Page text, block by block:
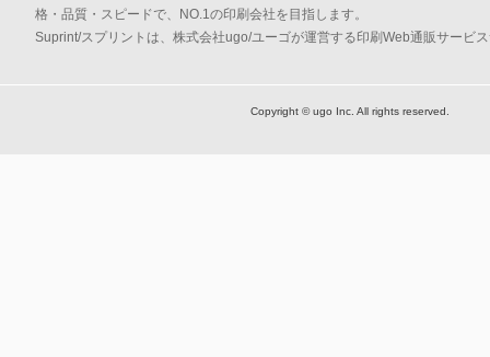
格・品質・スピードで、NO.1の印刷会社を目指します。
Suprint/スプリントは、株式会社ugo/ユーゴが運営する印刷Web通販サービ
Copyright © ugo Inc. All rights reserved.